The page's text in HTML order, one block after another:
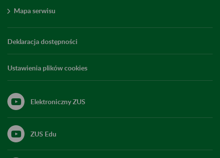
Mapa serwisu
Deklaracja dostępności
Ustawienia plików cookies
Elektroniczny ZUS
ZUS Edu